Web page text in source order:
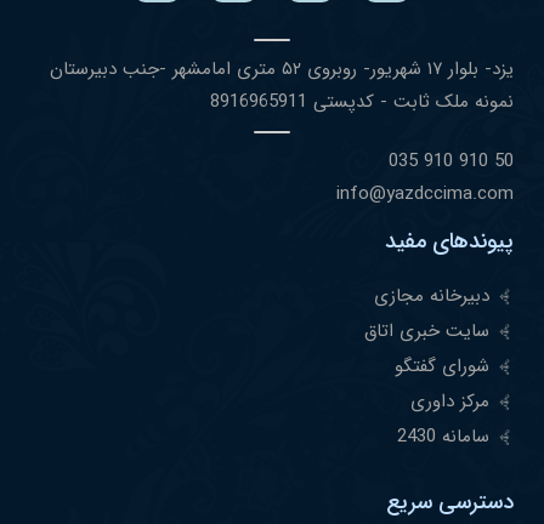
یزد- بلوار ١٧ شهریور- روبروی ۵٢ متری امامشهر -جنب دبیرستان
نمونه ملک ثابت - کدپستی 8916965911
50 910 910 035
info@yazdccima.com
پیوندهای مفید
دبیرخانه مجازی
سایت خبری اتاق
شورای گفتگو
مرکز داوری
سامانه 2430
دسترسی سریع